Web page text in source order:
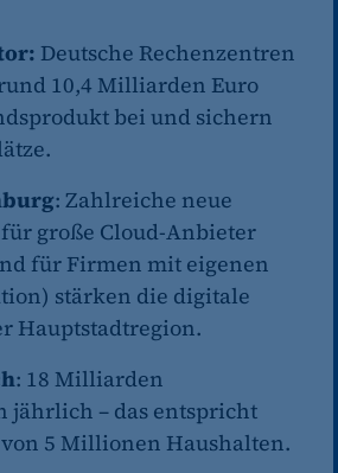
Deutsche Rechenzentren
10,4 Milliarden Euro
bei und sichern
: Zahlreiche neue
große Cloud-Anbieter
für Firmen mit eigenen
stärken die digitale
Hauptstadtregion.
: 18 Milliarden
jährlich – das entspricht
5 Millionen Haushalten.